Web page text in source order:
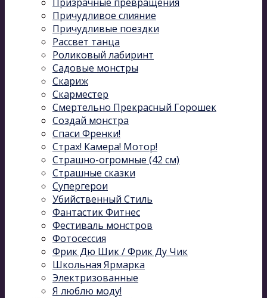
Причудливое слияние
Причудливые поездки
Рассвет танца
Роликовый лабиринт
Садовые монстры
Скариж
Скарместер
Смертельно Прекрасный Горошек
Создай монстра
Спаси Френки!
Страх! Камера! Мотор!
Страшно-огромные (42 см)
Страшные сказки
Супергерои
Убийственный Стиль
Фантастик Фитнес
Фестиваль монстров
Фотосессия
Фрик Дю Шик / Фрик Ду Чик
Школьная Ярмарка
Электризованные
Я люблю моду!